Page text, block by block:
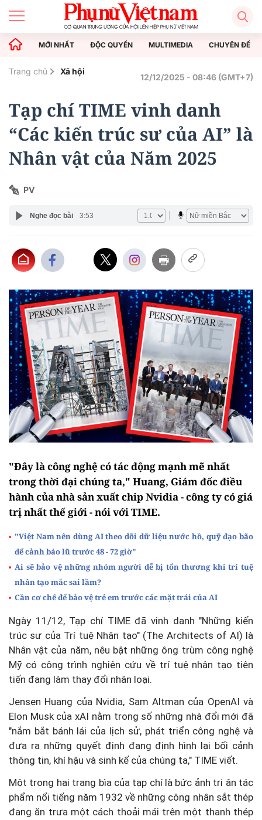
MỚI NHẤT ĐỘC QUYỀN MULTIMEDIA CHUYÊN ĐỀ
Trang chủ Xã hội
12/12/2025 - 08:46 (GMT+7)
Tạp chí TIME vinh danh
“Các kiến trúc sư của AI” là
Nhân vật của Năm 2025
PV
Nghe đọc bài 3:53
"Đây là công nghệ có tác động mạnh mẽ nhất
trong thời đại chúng ta," Huang, Giám đốc điều
hành của nhà sản xuất chip Nvidia - công ty có giá
trị nhất thế giới - nói với TIME.
"Việt Nam nên dùng AI theo dõi dữ liệu nước hồ, quỹ đạo bão
để cảnh báo lũ trước 48 - 72 giờ"
Ai sẽ bảo vệ những nhóm người dễ bị tổn thương khi trí tuệ
nhân tạo mắc sai lầm?
Cần cơ chế để bảo vệ trẻ em trước các mặt trái của AI
Ngày 11/12, Tạp chí TIME đã vinh danh "Những kiến
trúc sư của Trí tuệ Nhân tạo" (The Architects of AI) là
Nhân vật của năm, nêu bật những ông trùm công nghệ
Mỹ có công trình nghiên cứu về trí tuệ nhân tạo tiên
tiến đang làm thay đổi nhân loại.
Jensen Huang của Nvidia, Sam Altman của OpenAI và
Elon Musk của xAI nằm trong số những nhà đổi mới đã
"nắm bắt bánh lái của lịch sử, phát triển công nghệ và
đưa ra những quyết định đang định hình lại bối cảnh
thông tin, khí hậu và sinh kế của chúng ta," TIME viết.
Một trong hai trang bìa của tạp chí là bức ảnh tri ân tác
phẩm nổi tiếng năm 1932 về những công nhân sắt thép
đang ăn trưa một cách thoải mái trên một thanh thép